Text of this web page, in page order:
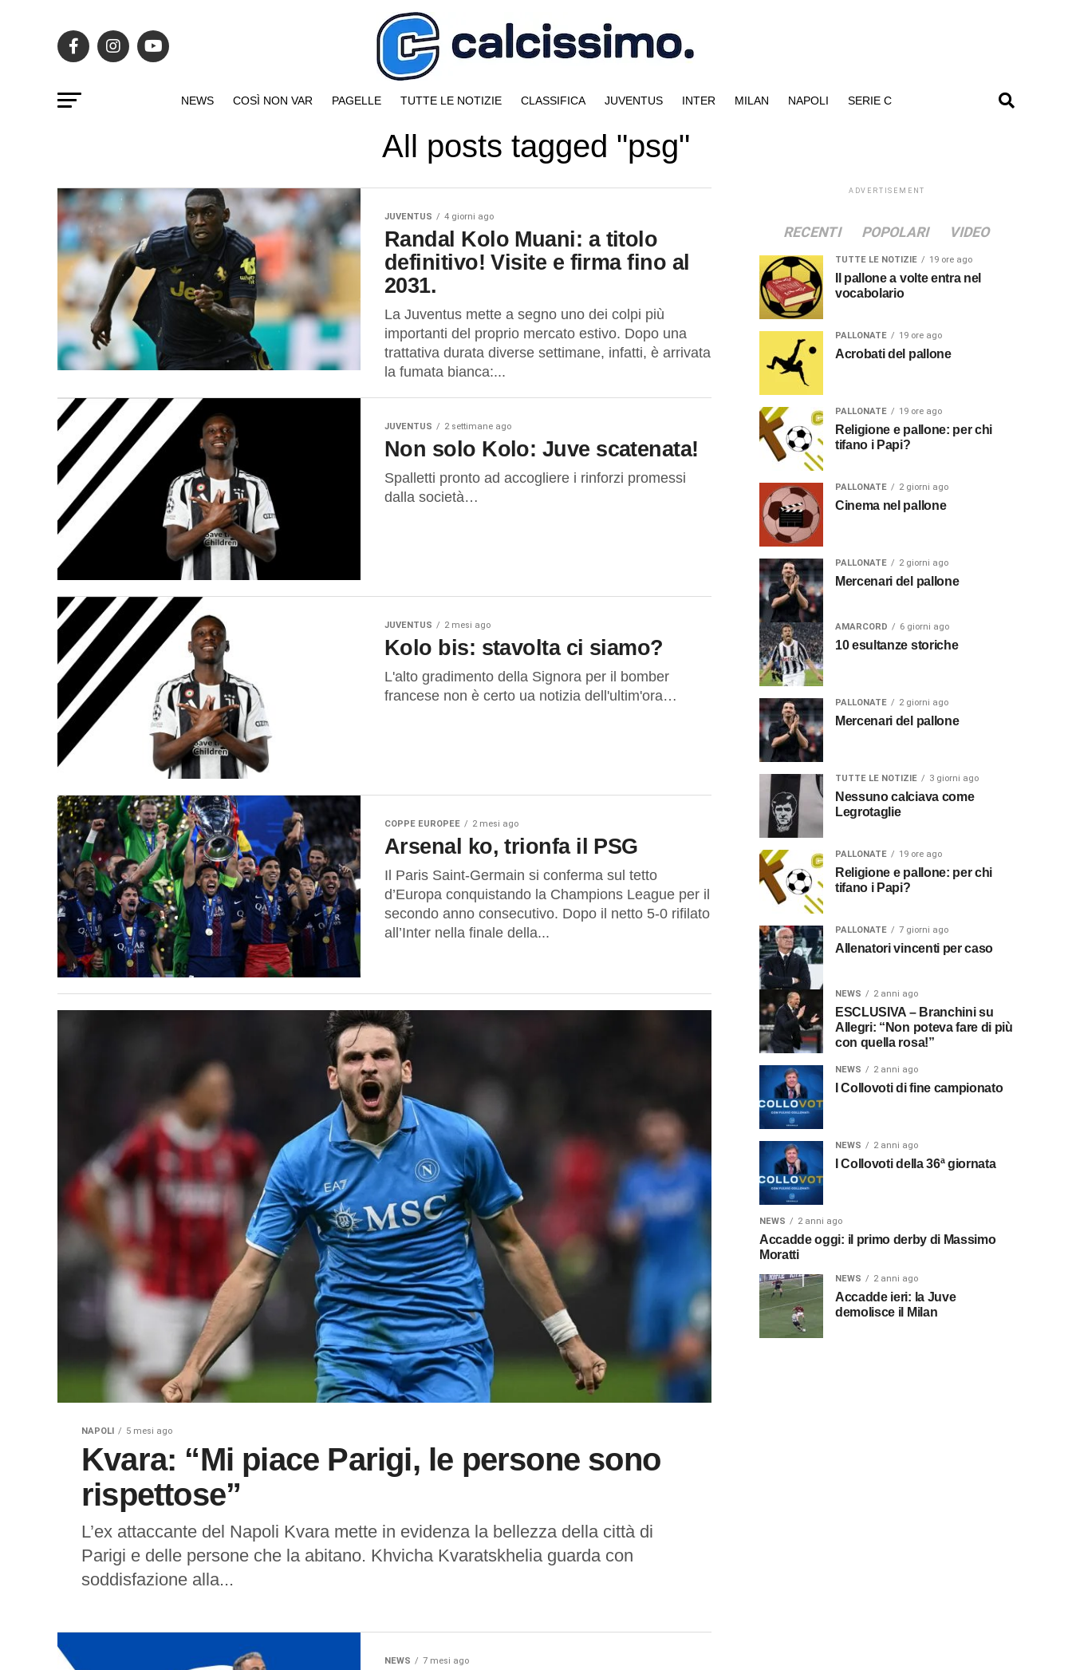
NEWS COSÌ NON VAR PAGELLE TUTTE LE NOTIZIE CLASSIFICA JUVENTUS INTER MILAN NAPOLI SERIE C
All posts tagged "psg"
JUVENTUS 4 giorni ago
Randal Kolo Muani: a titolo
definitivo! Visite e firma fino al
2031.
La Juventus mette a segno uno dei colpi più
importanti del proprio mercato estivo. Dopo una
trattativa durata diverse settimane, infatti, è arrivata
la fumata bianca:...
JUVENTUS 2 settimane ago
Non solo Kolo: Juve scatenata!
Spalletti pronto ad accogliere i rinforzi promessi
dalla società…
JUVENTUS 2 mesi ago
Kolo bis: stavolta ci siamo?
L'alto gradimento della Signora per il bomber
francese non è certo ua notizia dell'ultim'ora…
COPPE EUROPEE 2 mesi ago
Arsenal ko, trionfa il PSG
Il Paris Saint-Germain si conferma sul tetto
d’Europa conquistando la Champions League per il
secondo anno consecutivo. Dopo il netto 5-0 rifilato
all’Inter nella finale della...
NAPOLI 5 mesi ago
Kvara: “Mi piace Parigi, le persone sono
rispettose”
L’ex attaccante del Napoli Kvara mette in evidenza la bellezza della città di
Parigi e delle persone che la abitano. Khvicha Kvaratskhelia guarda con
soddisfazione alla...
NEWS 7 mesi ago
ADVERTISEMENT
RECENTI POPOLARI VIDEO
TUTTE LE NOTIZIE 19 ore ago
Il pallone a volte entra nel
vocabolario
PALLONATE 19 ore ago
Acrobati del pallone
PALLONATE 19 ore ago
Religione e pallone: per chi
tifano i Papi?
PALLONATE 2 giorni ago
Cinema nel pallone
PALLONATE 2 giorni ago
Mercenari del pallone
AMARCORD 6 giorni ago
10 esultanze storiche
PALLONATE 2 giorni ago
Mercenari del pallone
TUTTE LE NOTIZIE 3 giorni ago
Nessuno calciava come
Legrotaglie
PALLONATE 19 ore ago
Religione e pallone: per chi
tifano i Papi?
PALLONATE 7 giorni ago
Allenatori vincenti per caso
NEWS 2 anni ago
ESCLUSIVA – Branchini su
Allegri: “Non poteva fare di più
con quella rosa!”
NEWS 2 anni ago
I Collovoti di fine campionato
NEWS 2 anni ago
I Collovoti della 36ª giornata
NEWS 2 anni ago
Accadde oggi: il primo derby di Massimo
Moratti
NEWS 2 anni ago
Accadde ieri: la Juve
demolisce il Milan